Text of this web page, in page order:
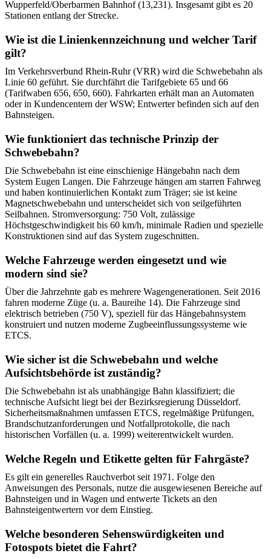
Wupperfeld/Oberbarmen Bahnhof (13,231). Insgesamt gibt es 20
Stationen entlang der Strecke.
Wie ist die Linienkennzeichnung und welcher Tarif
gilt?
Im Verkehrsverbund Rhein-Ruhr (VRR) wird die Schwebebahn als
Linie 60 geführt. Sie durchfährt die Tarifgebiete 65 und 66
(Tarifwaben 656, 650, 660). Fahrkarten erhält man an Automaten
oder in Kundencentern der WSW; Entwerter befinden sich auf den
Bahnsteigen.
Wie funktioniert das technische Prinzip der
Schwebebahn?
Die Schwebebahn ist eine einschienige Hängebahn nach dem
System Eugen Langen. Die Fahrzeuge hängen am starren Fahrweg
und haben kontinuierlichen Kontakt zum Träger; sie ist keine
Magnetschwebebahn und unterscheidet sich von seilgeführten
Seilbahnen. Stromversorgung: 750 Volt, zulässige
Höchstgeschwindigkeit bis 60 km/h, minimale Radien und spezielle
Konstruktionen sind auf das System zugeschnitten.
Welche Fahrzeuge werden eingesetzt und wie
modern sind sie?
Über die Jahrzehnte gab es mehrere Wagengenerationen. Seit 2016
fahren moderne Züge (u. a. Baureihe 14). Die Fahrzeuge sind
elektrisch betrieben (750 V), speziell für das Hängebahnsystem
konstruiert und nutzen moderne Zugbeeinflussungssysteme wie
ETCS.
Wie sicher ist die Schwebebahn und welche
Aufsichtsbehörde ist zuständig?
Die Schwebebahn ist als unabhängige Bahn klassifiziert; die
technische Aufsicht liegt bei der Bezirksregierung Düsseldorf.
Sicherheitsmaßnahmen umfassen ETCS, regelmäßige Prüfungen,
Brandschutzanforderungen und Notfallprotokolle, die nach
historischen Vorfällen (u. a. 1999) weiterentwickelt wurden.
Welche Regeln und Etikette gelten für Fahrgäste?
Es gilt ein generelles Rauchverbot seit 1971. Folge den
Anweisungen des Personals, nutze die ausgewiesenen Bereiche auf
Bahnsteigen und in Wagen und entwerte Tickets an den
Bahnsteigentwertern vor dem Einstieg.
Welche besonderen Sehenswürdigkeiten und
Fotospots bietet die Fahrt?